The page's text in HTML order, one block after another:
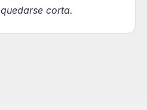
corta.